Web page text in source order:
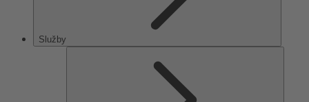
Služby